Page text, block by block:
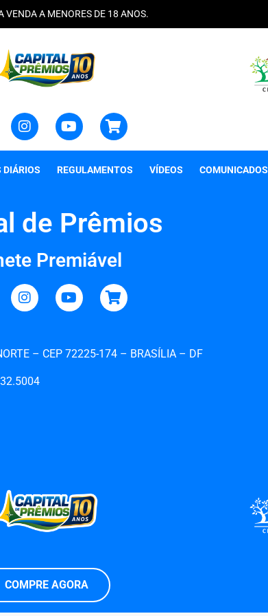
VENDA A MENORES DE 18 ANOS.
DIÁRIOS REGULAMENTOS VÍDEOS COMUNICADOS
de Prêmios
Premiável
– CEP 72225-174 – BRASÍLIA – DF
COMPRE AGORA